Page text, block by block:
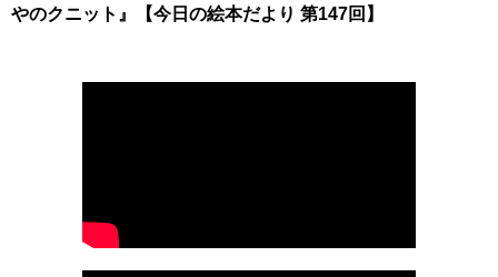
やのクニット』【今日の絵本だより 第147回】